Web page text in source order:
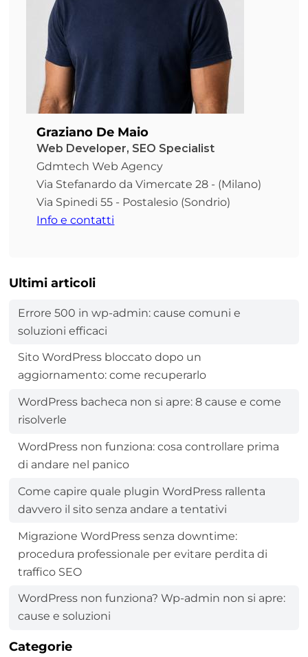
Graziano De Maio
Web Developer, SEO Specialist
Gdmtech Web Agency
Via Stefanardo da Vimercate 28 - (Milano)
Via Spinedi 55 - Postalesio (Sondrio)
Info e contatti
Ultimi articoli
Errore 500 in wp-admin: cause comuni e
soluzioni efficaci
Sito WordPress bloccato dopo un
aggiornamento: come recuperarlo
WordPress bacheca non si apre: 8 cause e come
risolverle
WordPress non funziona: cosa controllare prima
di andare nel panico
Come capire quale plugin WordPress rallenta
davvero il sito senza andare a tentativi
Migrazione WordPress senza downtime:
procedura professionale per evitare perdita di
traffico SEO
WordPress non funziona? Wp-admin non si apre:
cause e soluzioni
Categorie